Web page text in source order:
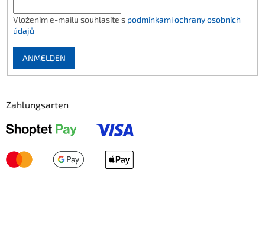
Vložením e-mailu souhlasíte s podmínkami ochrany osobních
údajů
ANMELDEN
Zahlungsarten